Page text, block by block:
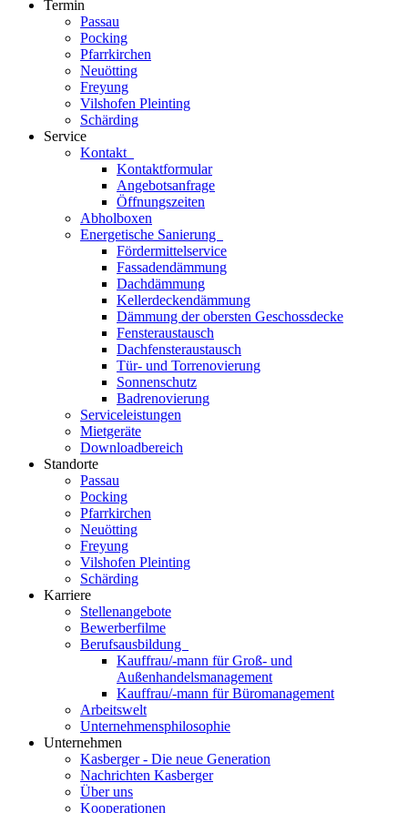
Termin
Passau
Pocking
Pfarrkirchen
Neuötting
Freyung
Vilshofen Pleinting
Schärding
Service
Kontakt
Kontaktformular
Angebotsanfrage
Öffnungszeiten
Abholboxen
Energetische Sanierung
Fördermittelservice
Fassadendämmung
Dachdämmung
Kellerdeckendämmung
Dämmung der obersten Geschossdecke
Fensteraustausch
Dachfensteraustausch
Tür- und Torrenovierung
Sonnenschutz
Badrenovierung
Serviceleistungen
Mietgeräte
Downloadbereich
Standorte
Passau
Pocking
Pfarrkirchen
Neuötting
Freyung
Vilshofen Pleinting
Schärding
Karriere
Stellenangebote
Bewerberfilme
Berufsausbildung
Kauffrau/-mann für Groß- und
Außenhandelsmanagement
Kauffrau/-mann für Büromanagement
Arbeitswelt
Unternehmensphilosophie
Unternehmen
Kasberger - Die neue Generation
Nachrichten Kasberger
Über uns
Kooperationen